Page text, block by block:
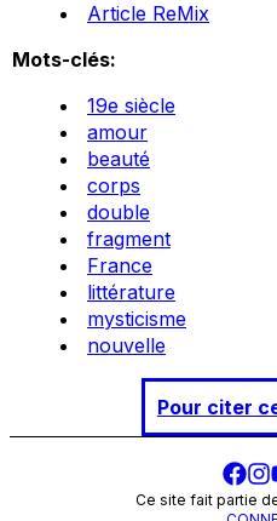
Article ReMix
Mots-clés:
19e siècle
amour
beauté
corps
double
fragment
France
littérature
mysticisme
nouvelle
Pour citer
Ce site fait partie